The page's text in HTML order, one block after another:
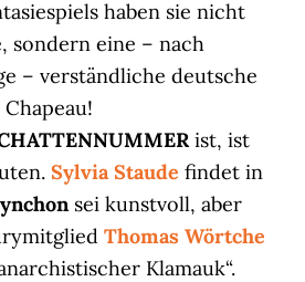
haben sie nicht
sondern eine – nach
– verständliche deutsche
ist, ist
Sylvia Staude findet in
sei kunstvoll, aber
Thomas Wörtche
Klamauk“.